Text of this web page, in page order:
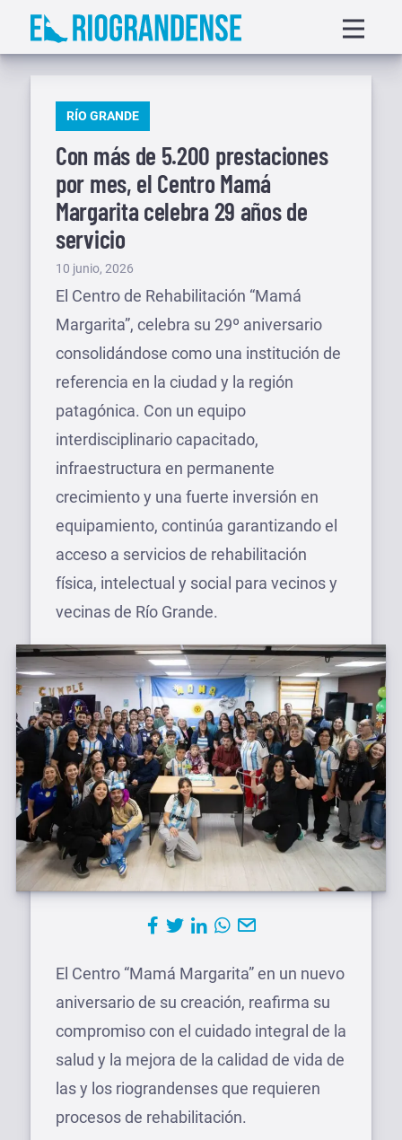
Saltar
menu
PUBLICADO
RÍO GRANDE
Con más de 5.200 prestaciones
por mes, el Centro Mamá
Margarita celebra 29 años de
servicio
Publicado
el
10 junio, 2026
El Centro de Rehabilitación “Mamá
Margarita”, celebra su 29º aniversario
consolidándose como una institución de
referencia en la ciudad y la región
patagónica. Con un equipo
interdisciplinario capacitado,
infraestructura en permanente
crecimiento y una fuerte inversión en
equipamiento, continúa garantizando el
acceso a servicios de rehabilitación
física, intelectual y social para vecinos y
vecinas de Río Grande.
El Centro “Mamá Margarita” en un nuevo
aniversario de su creación, reafirma su
compromiso con el cuidado integral de la
salud y la mejora de la calidad de vida de
las y los riograndenses que requieren
procesos de rehabilitación.